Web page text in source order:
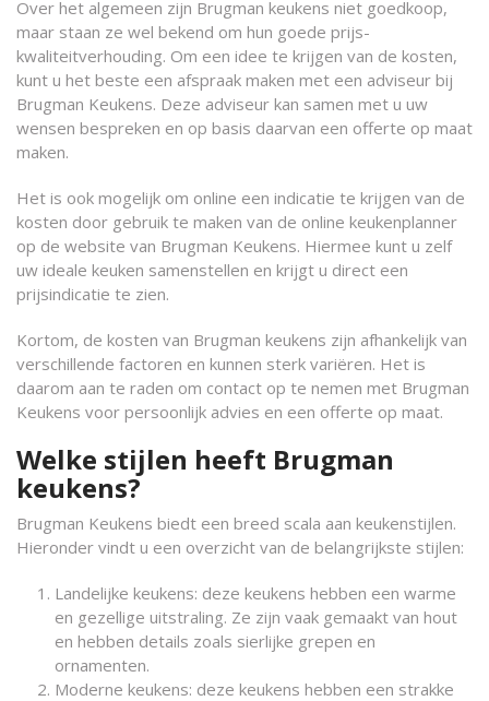
Over het algemeen zijn Brugman keukens niet goedkoop,
maar staan ze wel bekend om hun goede prijs-
kwaliteitverhouding. Om een idee te krijgen van de kosten,
kunt u het beste een afspraak maken met een adviseur bij
Brugman Keukens. Deze adviseur kan samen met u uw
wensen bespreken en op basis daarvan een offerte op maat
maken.
Het is ook mogelijk om online een indicatie te krijgen van de
kosten door gebruik te maken van de online keukenplanner
op de website van Brugman Keukens. Hiermee kunt u zelf
uw ideale keuken samenstellen en krijgt u direct een
prijsindicatie te zien.
Kortom, de kosten van Brugman keukens zijn afhankelijk van
verschillende factoren en kunnen sterk variëren. Het is
daarom aan te raden om contact op te nemen met Brugman
Keukens voor persoonlijk advies en een offerte op maat.
Welke stijlen heeft Brugman
keukens?
Brugman Keukens biedt een breed scala aan keukenstijlen.
Hieronder vindt u een overzicht van de belangrijkste stijlen:
Landelijke keukens: deze keukens hebben een warme
en gezellige uitstraling. Ze zijn vaak gemaakt van hout
en hebben details zoals sierlijke grepen en
ornamenten.
Moderne keukens: deze keukens hebben een strakke